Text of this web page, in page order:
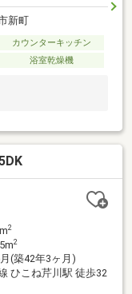
新町
カウンターキッチン
浴室乾燥機
2
2
(築42年3ヶ月)
ひこね芹川駅 徒歩32